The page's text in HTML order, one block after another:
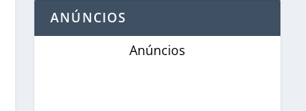
ANÚNCIOS
Anúncios